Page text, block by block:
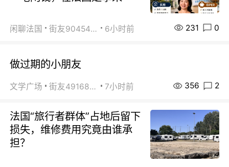
闲聊法国 街友90454511 6小时前 231 0
做过期的小朋友
文学广场 街友49168527 7小时前 356 2
法国“旅行者群体”占地后留下
损失，维修费用究竟由谁承
担？